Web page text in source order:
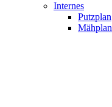
Internes
Putzplan
Mähplan